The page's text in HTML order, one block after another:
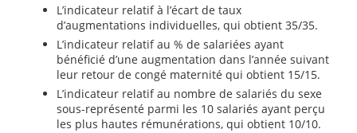
L’indicateur relatif à l’écart de taux
d’augmentations individuelles, qui obtient 35/35.
L’indicateur relatif au % de salariées ayant
bénéficié d’une augmentation dans l’année suivant
leur retour de congé maternité qui obtient 15/15.
L’indicateur relatif au nombre de salariés du sexe
sous-représenté parmi les 10 salariés ayant perçu
les plus hautes rémunérations, qui obtient 10/10.